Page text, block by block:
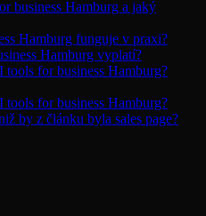
business Hamburg a jaký
Hamburg funguje v praxi?
Hamburg vyplatí?
for business Hamburg?
tools for business Hamburg?
by z článku byla sales page?